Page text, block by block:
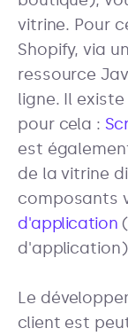
vitrine. Pour
Shopify, via
ressource
ligne. Il
pour cela :
est
de la vitrine
composants
d'application
Le
client est